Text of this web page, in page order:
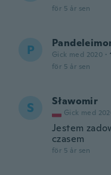
för 5 år sen
P Gick med 2020 ·
för 5 år sen
S Sławomir
Gick med
Jestem
czasem
för 5 år sen